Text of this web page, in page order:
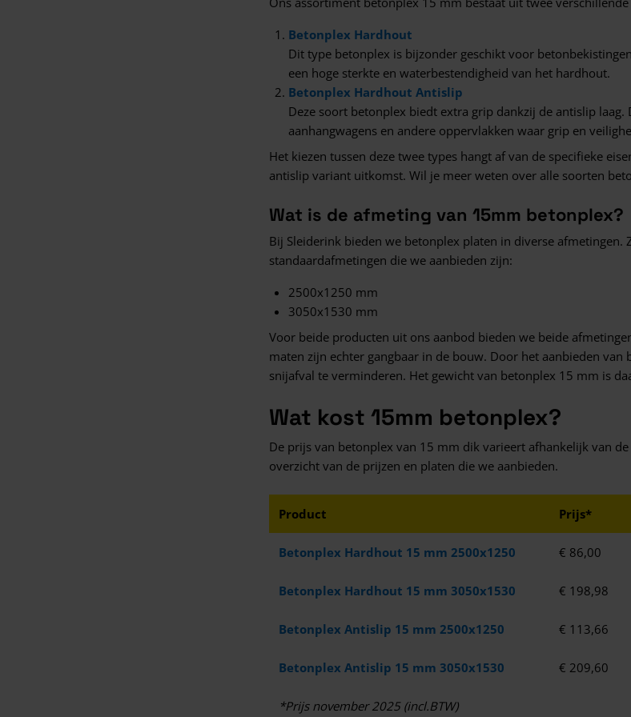
Betonplex Hardhout
Dit type betonplex is bijzonder geschikt voor
een hoge sterkte en waterbestendigheid van het hardhout.
Betonplex Hardhout Antislip
Deze soort betonplex biedt extra grip dankzij de antislip
aanhangwagens en andere oppervlakken waar grip en
Het kiezen tussen deze twee types hangt af van de specifieke
antislip variant uitkomst. Wil je meer weten over alle soorten
Wat is de afmeting van 15mm betonplex?
Bij Sleiderink bieden we betonplex platen in diverse
standaardafmetingen die we aanbieden zijn:
2500x1250 mm
3050x1530 mm
Voor beide producten uit ons aanbod bieden we beide
maten zijn echter gangbaar in de bouw. Door het aanbieden
snijafval te verminderen. Het gewicht van betonplex 15 mm is
Wat kost 15mm betonplex?
De prijs van betonplex van 15 mm dik varieert afhankelijk van
overzicht van de prijzen en platen die we aanbieden.
Product Prijs*
Betonplex Hardhout 15 mm 2500x1250 € 86,00
Betonplex Hardhout 15 mm 3050x1530 € 198,98
Betonplex Antislip 15 mm 2500x1250 € 113,66
Betonplex Antislip 15 mm 3050x1530 € 209,60
*Prijs november 2025 (incl.BTW)